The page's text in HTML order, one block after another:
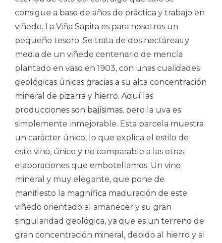
consigue a base de años de práctica y trabajo en
viñedo. La Viña Sapita es para nosotros un
pequeño tesoro. Se trata de dos hectáreas y
media de un viñedo centenario de mencía
plantado en vaso en 1903, con unas cualidades
geológicas únicas gracias a su alta concentración
mineral de pizarra y hierro. Aquí las
producciones son bajísimas, pero la uva es
simplemente inmejorable. Esta parcela muestra
un carácter único, lo que explica el estilo de
este vino, único y no comparable a las otras
elaboraciones que embotellamos. Un vino
mineral y muy elegante, que pone de
manifiesto la magnífica maduración de este
viñedo orientado al amanecer y su gran
singularidad geológica, ya que es un terreno de
gran concentración mineral, debido al hierro y al